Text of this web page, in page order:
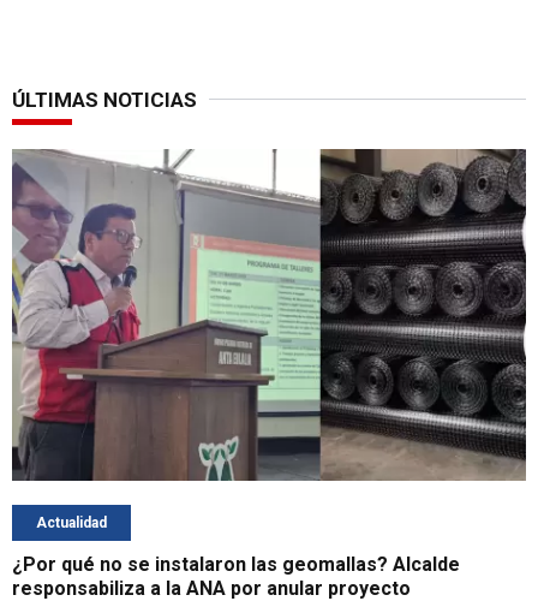
ÚLTIMAS NOTICIAS
Actualidad
¿Por qué no se instalaron las geomallas? Alcalde
responsabiliza a la ANA por anular proyecto